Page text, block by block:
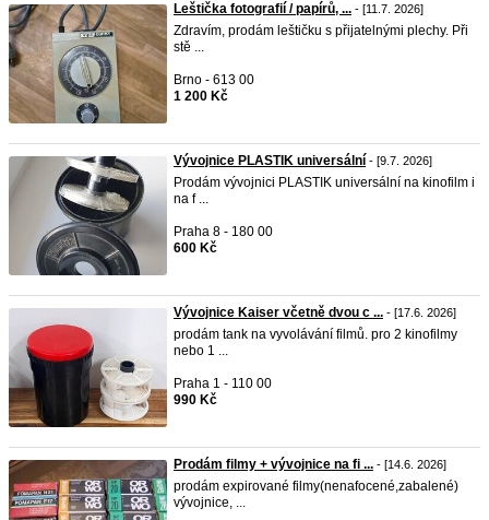
Leštička fotografií / papírů, ... - [11.7. 2026]
Zdravím, prodám leštičku s přijatelnými plechy. Při
stě ...
Brno - 613 00
1 200 Kč
Vývojnice PLASTIK universální - [9.7. 2026]
Prodám vývojnici PLASTIK universální na kinofilm i
na f ...
Praha 8 - 180 00
600 Kč
Vývojnice Kaiser včetně dvou c ... - [17.6. 2026]
prodám tank na vyvolávání filmů. pro 2 kinofilmy
nebo 1 ...
Praha 1 - 110 00
990 Kč
Prodám filmy + vývojnice na fi ... - [14.6. 2026]
prodám expirované filmy(nenafocené,zabalené)
vývojnice, ...